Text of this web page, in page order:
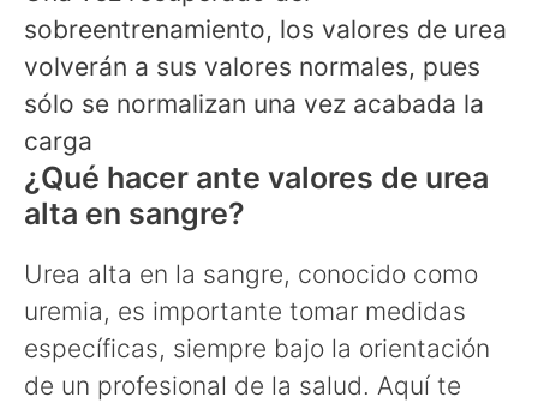
sobreentrenamiento, los valores de urea
volverán a sus valores normales, pues
sólo se normalizan una vez acabada la
carga
¿Qué hacer ante valores de urea
alta en sangre?
Urea alta en la sangre, conocido como
uremia, es importante tomar medidas
específicas, siempre bajo la orientación
de un profesional de la salud. Aquí te